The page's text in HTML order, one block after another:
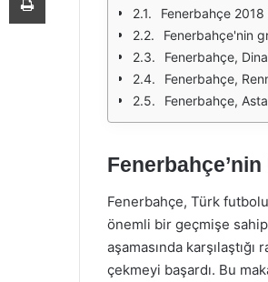
Fenerbahçe
Fenerbahçe'nin
Fenerbahçe,
Fenerbahçe,
Fenerbahçe,
Fenerbahçe, Türk
önemli bir geçmişe
aşamasında
çekmeyi başardı. Bu